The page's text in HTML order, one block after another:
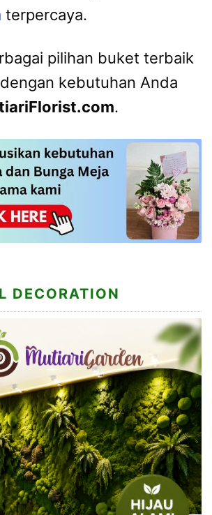
terpercaya.
pilihan buket terbaik
kebutuhan Anda
.
DECORATION